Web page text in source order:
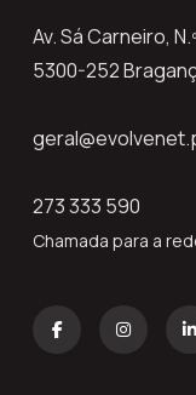
Av. Sá Carneiro,
5300-252
273 333 590
Chamada para a